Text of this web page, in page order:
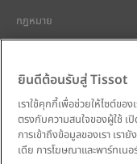
กฎหมาย
การช่วยเหลือและติดต่อ
ความมุ่งมั่นของเรา
ยินดีต้อนรับสู่ Tissot
เราใช้คุกกี้เพื่อช่วยให้ไซต์ขอ
ตรงกับความสนใจของผู้ใช้ เ
การเข้าถึงข้อมูลของเรา เร
เดีย การโฆษณาและพาร์ทเนอ